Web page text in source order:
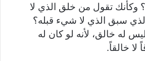
وكأنك تقول من خلق الذي لا
سبق الذي لا شيء قبله؟
له خالق، لأنه لو كان له
لا خالقاً.